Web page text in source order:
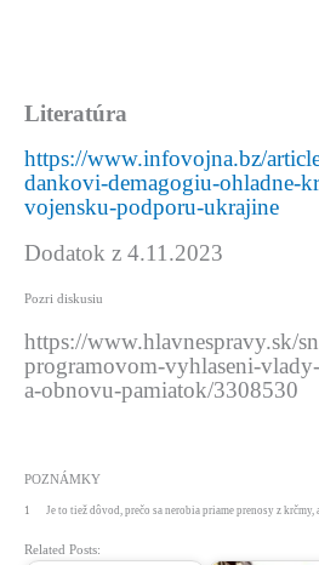
Literatúra
https://www.infovojna.bz/
dankovi-demagogiu-ohladne-
vojensku-podporu-ukrajine
Dodatok z 4.11.2023
Pozri diskusiu
https://www.hlavnespravy.sk/
programovom-vyhlaseni-
a-obnovu-pamiatok/3308530
POZNÁMKY
1 Je to tiež dôvod, prečo sa nerobia priame prenosy z krčmy,
Related Posts: